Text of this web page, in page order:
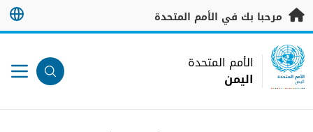
تخطى إلى المحتوى الرئيسي
مرحبا بك في الأمم المتحدة
UN Logo
الأمم المتحدة
اليمن
الأمم المتحدة
اليمن